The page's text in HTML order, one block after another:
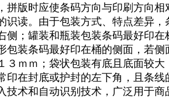
拼版时应使条码方向与印刷方向
识读。由于包装方式、特点差异
侧；罐装和瓶装包装条码最好印在
包装条码最好印在桶的侧面，若
３ｍｍ；袋状包装有底且底面较
印在封底或护封的左下角，且条
技术和自动识别技术，广泛用于